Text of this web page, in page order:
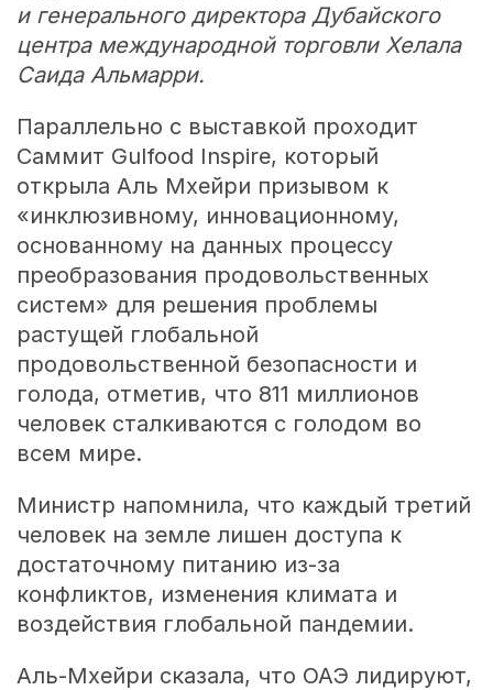
и генерального директора Дубайского
центра международной торговли Хелала
Саида Альмарри.
Параллельно с выставкой проходит
Саммит Gulfood Inspire, который
открыла Аль Мхейри призывом к
«инклюзивному, инновационному,
основанному на данных процессу
преобразования продовольственных
систем» для решения проблемы
растущей глобальной
продовольственной безопасности и
голода, отметив, что 811 миллионов
человек сталкиваются с голодом во
всем мире.
Министр напомнила, что каждый третий
человек на земле лишен доступа к
достаточному питанию из-за
конфликтов, изменения климата и
воздействия глобальной пандемии.
Аль-Мхейри сказала, что ОАЭ лидируют,